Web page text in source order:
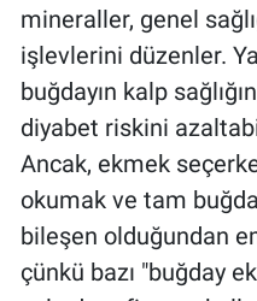
mineraller, genel
işlevlerini düzenler.
buğdayın kalp
diyabet riskini
Ancak, ekmek
okumak ve tam
bileşen olduğundan
çünkü bazı "buğday